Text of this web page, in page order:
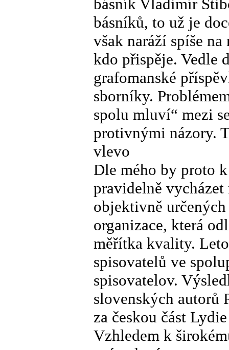
básník Vladimír
básníků, to už je
však naráží spíše
kdo přispěje. Vedle
grafomanské
sborníky.
spolu mluví“ mezi
protivnými názory.
vlevo
Dle mého by proto
pravidelně
objektivně
organizace, která
měřítka kvality.
spisovatelů ve
spisovatelov.
slovenských autorů
za českou část
Vzhledem k